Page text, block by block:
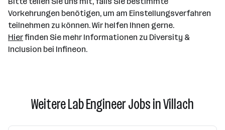
Vorkehrungen benötigen, um am Einstellungsverfahren
teilnehmen zu können. Wir helfen Ihnen gerne.
Hierfinden Sie mehr Informationen zu Diversity &
Inclusion bei Infineon.
Weitere Lab Engineer Jobs in Villach